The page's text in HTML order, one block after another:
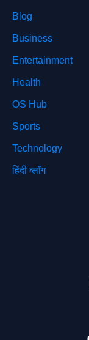
Blog
Business
Entertainment
Health
OS Hub
Sports
Technology
हिंदी ब्लॉग